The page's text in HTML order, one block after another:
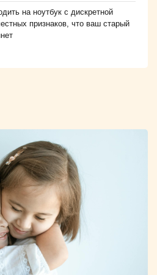
на ноутбук с дискретной
признаков, что ваш старый